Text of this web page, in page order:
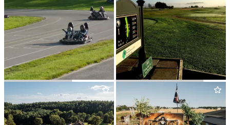
HÄL­LA GOKART SKERIKE GOLFK­LUBB